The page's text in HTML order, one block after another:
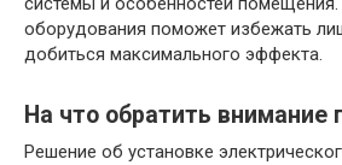
оборудования поможет избежать
добиться максимального эффекта.
На что обратить внимание
Решение об установке